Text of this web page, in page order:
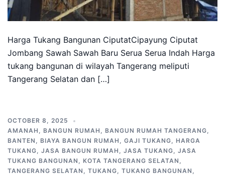
Harga Tukang Bangunan CiputatCipayung Ciputat
Jombang Sawah Sawah Baru Serua Serua Indah Harga
tukang bangunan di wilayah Tangerang meliputi
Tangerang Selatan dan […]
OCTOBER 8, 2025
AMANAH , BANGUN RUMAH , BANGUN RUMAH TANGERANG,
BANTEN , BIAYA BANGUN RUMAH , GAJI TUKANG, HARGA
TUKANG, JASA BANGUN RUMAH , JASA TUKANG, JASA
TUKANG BANGUNAN , KOTA TANGERANG SELATAN ,
TANGERANG SELATAN , TUKANG, TUKANG BANGUNAN ,